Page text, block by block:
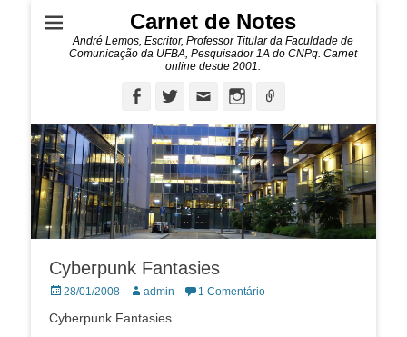
Carnet de Notes
André Lemos, Escritor, Professor Titular da Faculdade de
Comunicação da UFBA, Pesquisador 1A do CNPq. Carnet
online desde 2001.
FacebookTwitterEmail Instagram
Cyberpunk Fantasies
Posted
28/01/2008 Autor:admin 1 Comentário
Cyberpunk Fantasies